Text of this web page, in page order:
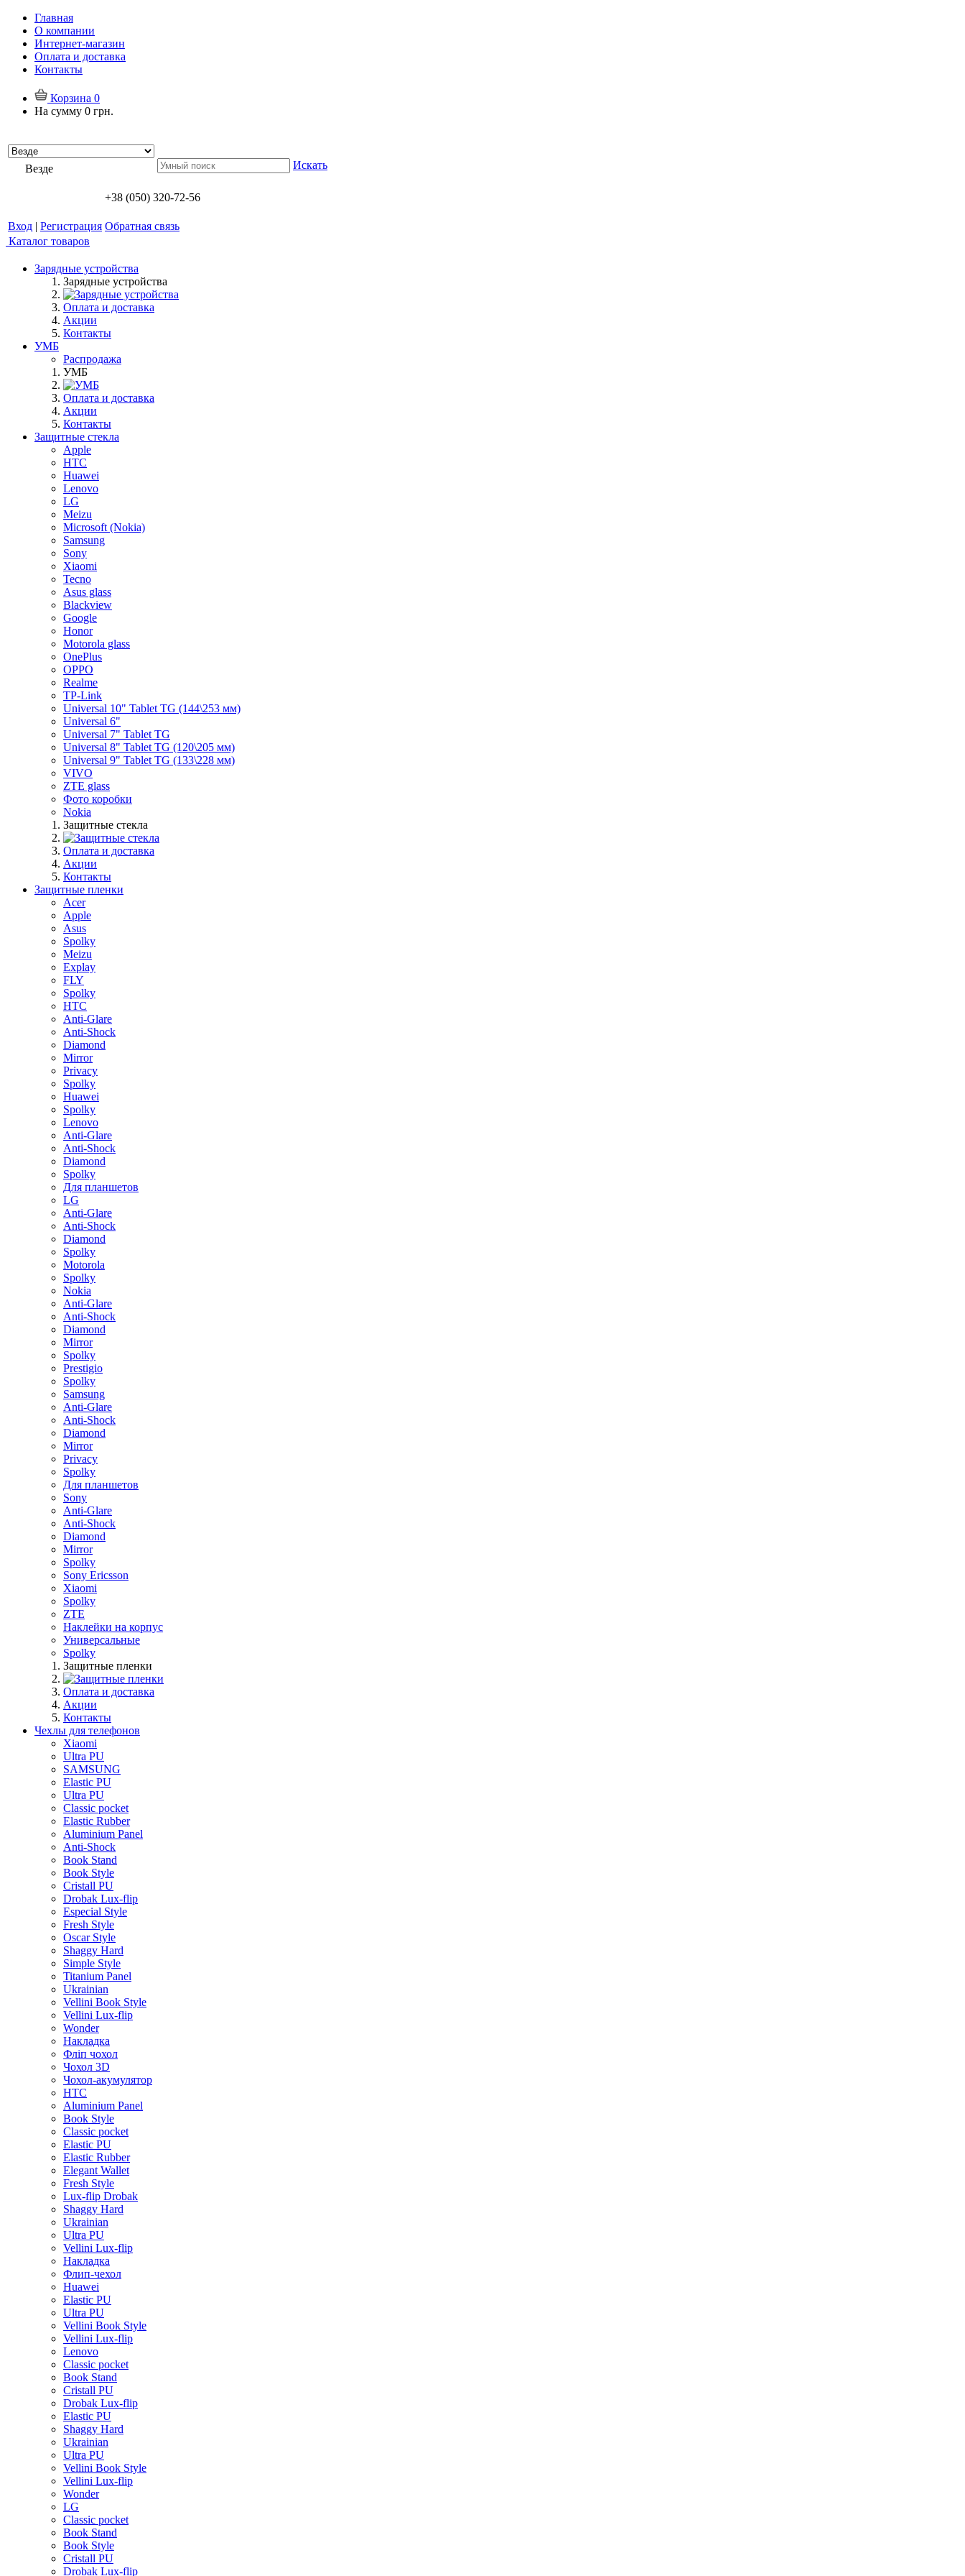
Главная
О компании
Интернет-магазин
Оплата и доставка
Контакты
Корзина 0
На сумму 0 грн.
Везде Искать
+38 (050) 320-72-56
Вход | Регистрация Обратная связь
Каталог товаров
Зарядные устройства
Зарядные устройства
Оплата и доставка
Акции
Контакты
УМБ
Распродажа
УМБ
Оплата и доставка
Акции
Контакты
Защитные стекла
Apple
HTC
Huawei
Lenovo
LG
Meizu
Microsoft (Nokia)
Samsung
Sony
Xiaomi
Tecno
Asus glass
Blackview
Google
Honor
Motorola glass
OnePlus
OPPO
Realme
TP-Link
Universal 10" Tablet TG (144\253 мм)
Universal 6"
Universal 7" Tablet TG
Universal 8" Tablet TG (120\205 мм)
Universal 9" Tablet TG (133\228 мм)
VIVO
ZTE glass
Фото коробки
Nokia
Защитные стекла
Оплата и доставка
Акции
Контакты
Защитные пленки
Acer
Apple
Asus
Spolky
Meizu
Explay
FLY
Spolky
HTC
Anti-Glare
Anti-Shock
Diamond
Mirror
Privacy
Spolky
Huawei
Spolky
Lenovo
Anti-Glare
Anti-Shock
Diamond
Spolky
Для планшетов
LG
Anti-Glare
Anti-Shock
Diamond
Spolky
Motorola
Spolky
Nokia
Anti-Glare
Anti-Shock
Diamond
Mirror
Spolky
Prestigio
Spolky
Samsung
Anti-Glare
Anti-Shock
Diamond
Mirror
Privacy
Spolky
Для планшетов
Sony
Anti-Glare
Anti-Shock
Diamond
Mirror
Spolky
Sony Ericsson
Xiaomi
Spolky
ZTE
Наклейки на корпус
Универсальные
Spolky
Защитные пленки
Оплата и доставка
Акции
Контакты
Чехлы для телефонов
Xiaomi
Ultra PU
SAMSUNG
Elastic PU
Ultra PU
Classic pocket
Elastic Rubber
Aluminium Panel
Anti-Shock
Book Stand
Book Style
Cristall PU
Drobak Lux-flip
Especial Style
Fresh Style
Oscar Style
Shaggy Hard
Simple Style
Titanium Panel
Ukrainian
Vellini Book Style
Vellini Lux-flip
Wonder
Накладка
Фліп чохол
Чохол 3D
Чохол-акумулятор
HTC
Aluminium Panel
Book Style
Classic pocket
Elastic PU
Elastic Rubber
Elegant Wallet
Fresh Style
Lux-flip Drobak
Shaggy Hard
Ukrainian
Ultra PU
Vellini Lux-flip
Накладка
Флип-чехол
Huawei
Elastic PU
Ultra PU
Vellini Book Style
Vellini Lux-flip
Lenovo
Classic pocket
Book Stand
Cristall PU
Drobak Lux-flip
Elastic PU
Shaggy Hard
Ukrainian
Ultra PU
Vellini Book Style
Vellini Lux-flip
Wonder
LG
Classic pocket
Book Stand
Book Style
Cristall PU
Drobak Lux-flip